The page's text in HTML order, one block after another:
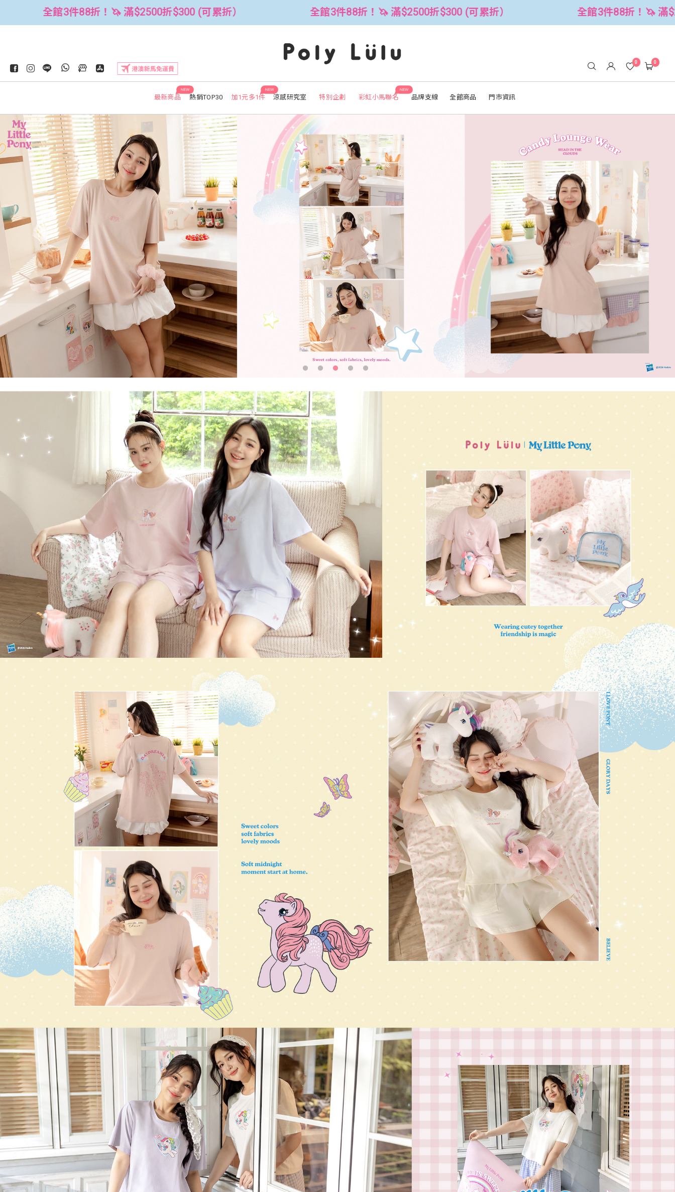
$300 (可累折） 全館3件88折！🦄 滿$2500折$300 (可累折） 全館3件88折！🦄 滿$2500折$300 (可累折）
NEW
最新商品 熱銷TOP30
NEW
加1元多1件 涼感研究室 特別企劃
NEW
彩虹小馬聯名 品牌支線 全館商品 門市資訊
0 0